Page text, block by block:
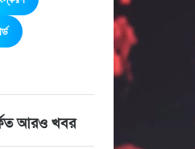
আরও খবর